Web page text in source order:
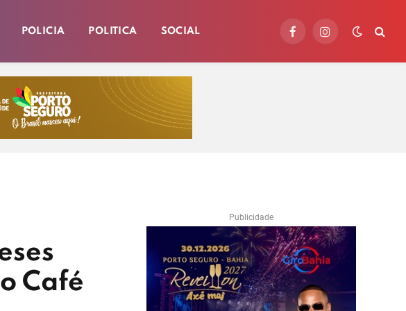
POLICIA POLITICA SOCIAL
FacebookInstagram
Café
Publicidade